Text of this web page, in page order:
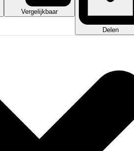
Vergelijkbaar
Delen